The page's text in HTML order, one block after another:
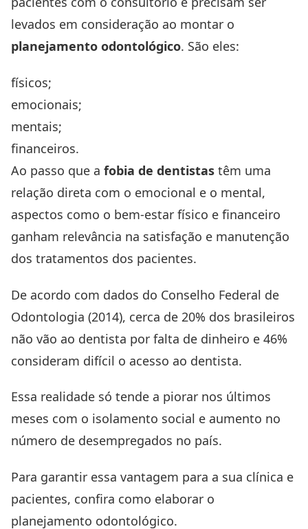
levados em consideração ao montar o
planejamento odontológico. São eles:
físicos;
emocionais;
mentais;
financeiros.
Ao passo que a fobia de dentistas têm uma
relação direta com o emocional e o mental,
aspectos como o bem-estar físico e financeiro
ganham relevância na satisfação e manutenção
dos tratamentos dos pacientes.
De acordo com dados do Conselho Federal de
Odontologia (2014), cerca de 20% dos brasileiros
não vão ao dentista por falta de dinheiro e 46%
consideram difícil o acesso ao dentista.
Essa realidade só tende a piorar nos últimos
meses com o isolamento social e aumento no
número de desempregados no país.
Para garantir essa vantagem para a sua clínica e
pacientes, confira como elaborar o
planejamento odontológico.